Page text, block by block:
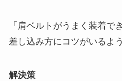
「肩ベルトがうまく装着で
差し込み方にコツがいるよ
解決策